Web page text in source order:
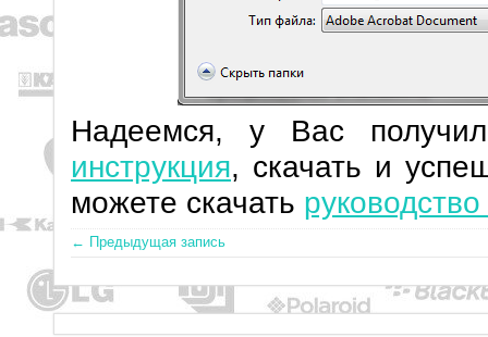
Надеемся, у Вас
инструкция, скачать и
можете скачать
← Предыдущая запись